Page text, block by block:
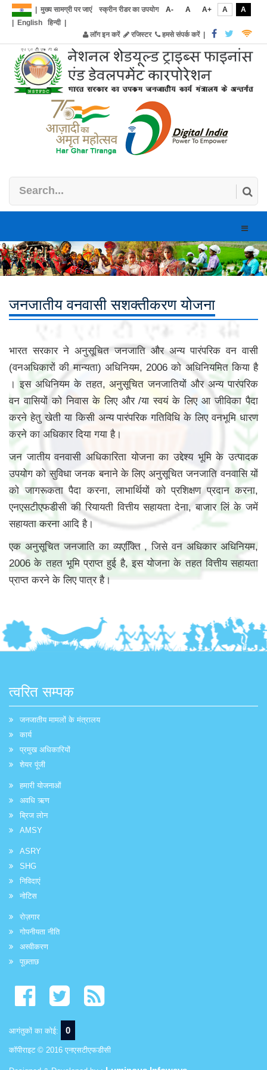
मुख्य सामग्री पर जाएं स्क्रीन रीडर का उपयोग A- A A+ A
A
English हिन्दी|
लॉग इन करें
रजिस्टर हमसे संपर्क करें|
Toggle
जनजातीय वनवासी सशक्तीकरण योजना
भारत सरकार ने अनुसूचित जनजाति और अन्य पारंपरिक वन वासी
(वनअधिकारों की मान्यता) अधिनियम, 2006 को अधिनियमित किया है
। इस अधिनियम के तहत, अनुसूचित जनजातियों और अन्य पारंपरिक
वन वासियों को निवास के लिए और /या स्वयं के लिए आ जीविका पैदा
करने हेतु खेती या किसी अन्य पारंपरिक गतिविधि के लिए वनभूमि धारण
करने का अधिकार दिया गया है।
जन जातीय वनवासी अधिकारिता योजना का उद्देश्य भूमि के उत्पादक
उपयोग को सुविधा जनक बनाने के लिए अनुसूचित जनजाति वनवासि यों
को जागरूकता पैदा करना, लाभार्थियों को प्रशिक्षण प्रदान करना,
एनएसटीएफडीसी की रियायती वित्तीय सहायता देना, बाजार लिं के जमें
सहायता करना आदि है।
एक अनुसूचित जनजाति का व्यएक्तिि , जिसे वन अधिकार अधिनियम,
2006 के तहत भूमि प्राप्त हुई है, इस योजना के तहत वित्तीय सहायता
प्राप्त करने के लिए पात्र है।
त्वरित सम्पक
जनजातीय मामलों के मंत्रालय
कार्य
प्रमुख अधिकारियों
शेयर पूंजी
हमारी योजनाओं
अवधि ऋण
ब्रिज लोन
AMSY
ASRY
SHG
निविदाएं
नोटिस
रोज़गार
गोपनीयता नीति
अस्वीकरण
पूछताछ
आगंतुकों का कोई: 0
कॉपीराइट © 2016 एनएसटीएफडीसी